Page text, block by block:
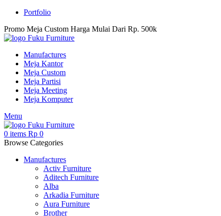
Portfolio
Promo Meja Custom Harga Mulai Dari Rp. 500k
Manufactures
Meja Kantor
Meja Custom
Meja Partisi
Meja Meeting
Meja Komputer
Menu
0 items Rp 0
Browse Categories
Manufactures
Activ Furniture
Aditech Furniture
Alba
Arkadia Furniture
Aura Furniture
Brother